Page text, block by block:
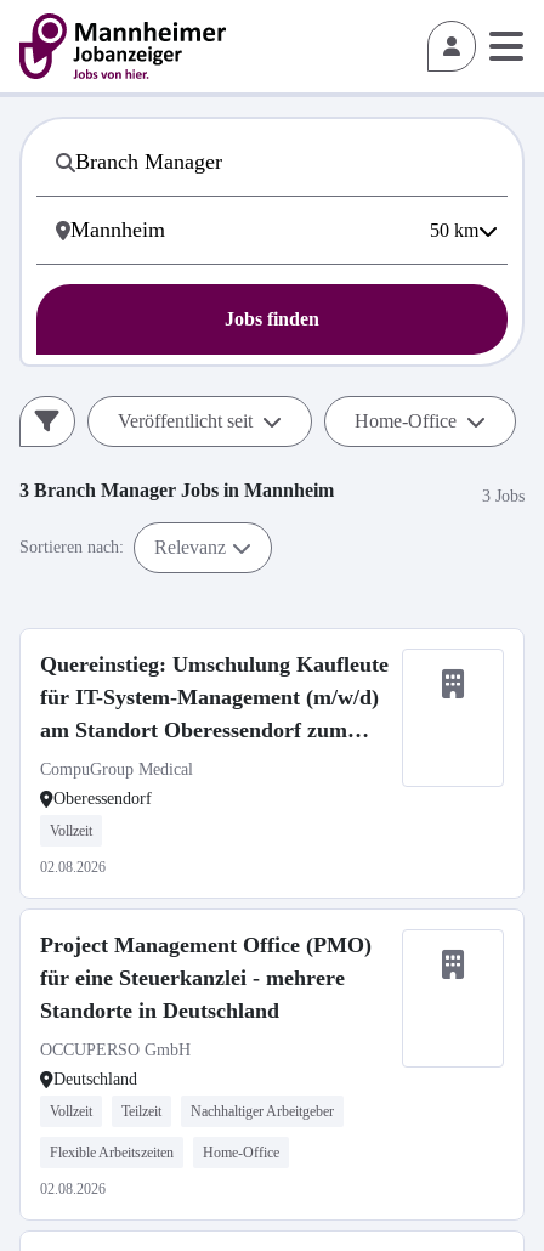
50 km
Jobs finden
Veröffentlicht seit Home-Office
3 Branch Manager Jobs in Mannheim 3 Jobs
Sortieren nach: Relevanz
Quereinstieg: Umschulung Kaufleute
für IT-System-Management (m/w/d)
am Standort Oberessendorf zum
01.09.2026
CompuGroup Medical
Oberessendorf
Vollzeit
02.08.2026
Project Management Office (PMO)
für eine Steuerkanzlei - mehrere
Standorte in Deutschland
OCCUPERSO GmbH
Deutschland
Vollzeit Teilzeit Nachhaltiger Arbeitgeber
Flexible Arbeitszeiten Home-Office
02.08.2026